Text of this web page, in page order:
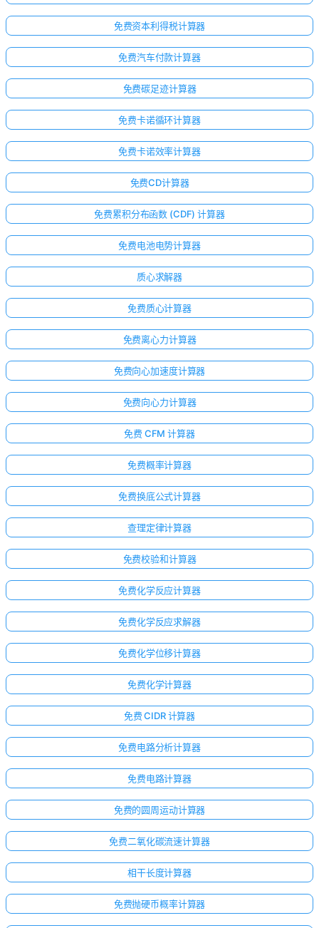
免费资本利得税计算器
免费汽车付款计算器
免费碳足迹计算器
免费卡诺循环计算器
免费卡诺效率计算器
免费CD计算器
免费累积分布函数 (CDF) 计算器
免费电池电势计算器
质心求解器
免费质心计算器
免费离心力计算器
免费向心加速度计算器
免费向心力计算器
免费 CFM 计算器
免费概率计算器
免费换底公式计算器
查理定律计算器
免费校验和计算器
免费化学反应计算器
免费化学反应求解器
免费化学位移计算器
免费化学计算器
免费 CIDR 计算器
免费电路分析计算器
免费电路计算器
免费的圆周运动计算器
免费二氧化碳流速计算器
相干长度计算器
免费抛硬币概率计算器